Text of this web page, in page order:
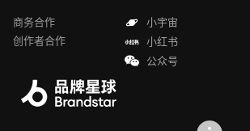
商务合作
创作者合作
小宇宙
小红书
公众号